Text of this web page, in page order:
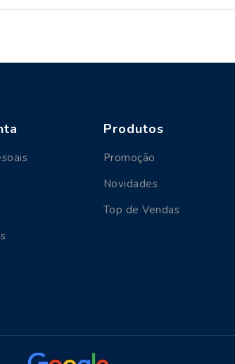
Produtos
Promoção
Novidades
Top de Vendas